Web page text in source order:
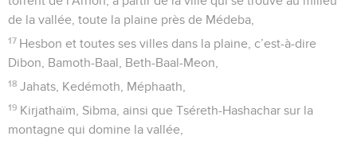
de la vallée, toute la plaine près de Médeba,
17 Hesbon et toutes ses villes dans la plaine, c’est-à-dire
Dibon, Bamoth-Baal, Beth-Baal-Meon,
18 Jahats, Kedémoth, Méphaath,
19 Kirjathaïm, Sibma, ainsi que Tséreth-Hashachar sur la
montagne qui domine la vallée,